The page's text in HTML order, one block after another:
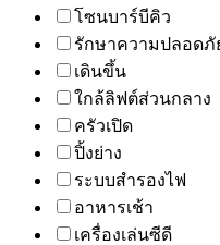
โซนบาร์บีคิว
รักษาความปลอดภั
เดินขึ้น
ใกล้ลิฟต์ส่วนกลาง
ครัวเปิด
ปิ้งย่าง
ระบบสำรองไฟ
อาหารเช้า
เครื่องเล่นซีดี